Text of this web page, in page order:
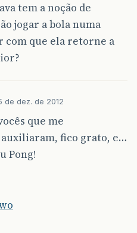
tem a noção de
jogar a bola numa
com que ela retorne a
de dez. de 2012
que me
fico grato, e…
Pong!